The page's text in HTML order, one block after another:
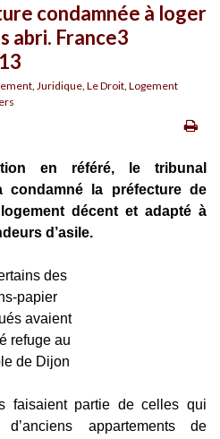
condamnée à loger
abri. France3
, Juridique, Le Droit, Logement
en référé, le tribunal
condamné la préfecture de
décent et adapté à
d’asile.
faisaient partie de celles qui
appartements de